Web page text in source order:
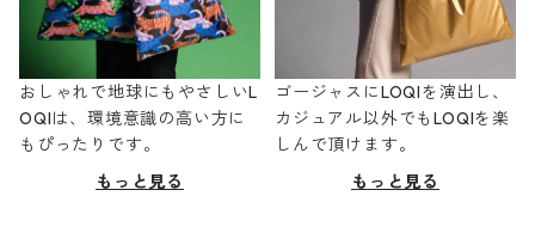
おしゃれで地球にもやさしいL
OQIは、環境意識の高い方に
もぴったりです。
もっと見る
ゴージャスにLOQIを演出し、
カジュアル以外でもLOQIを楽
しんで頂けます。
もっと見る